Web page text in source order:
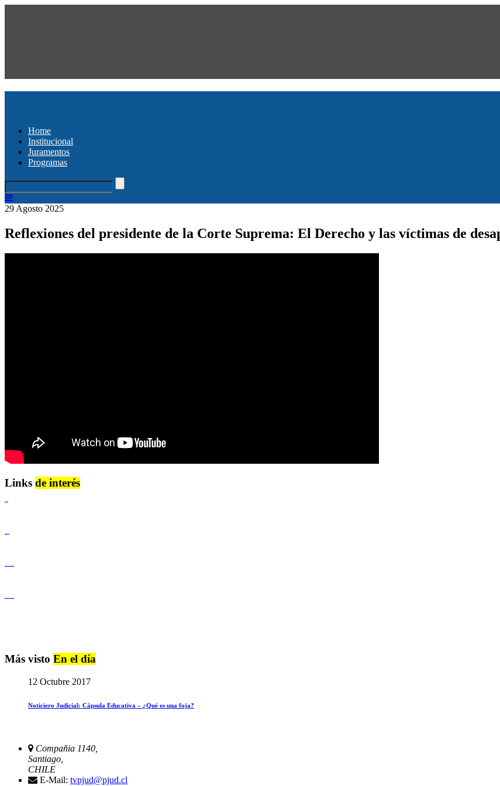
Home
Institucional
Juramentos
Programas
29 Agosto 2025
Reflexiones del presidente de la Corte Suprema: El Derecho y las víctimas de
Links de interés
Más visto En el día
12 Octubre 2017
Noticiero Judicial: Cápsula Educativa – ¿Qué es una foja?
Compañia 1140,
Santiago,
CHILE
E-Mail: tvpjud@pjud.cl